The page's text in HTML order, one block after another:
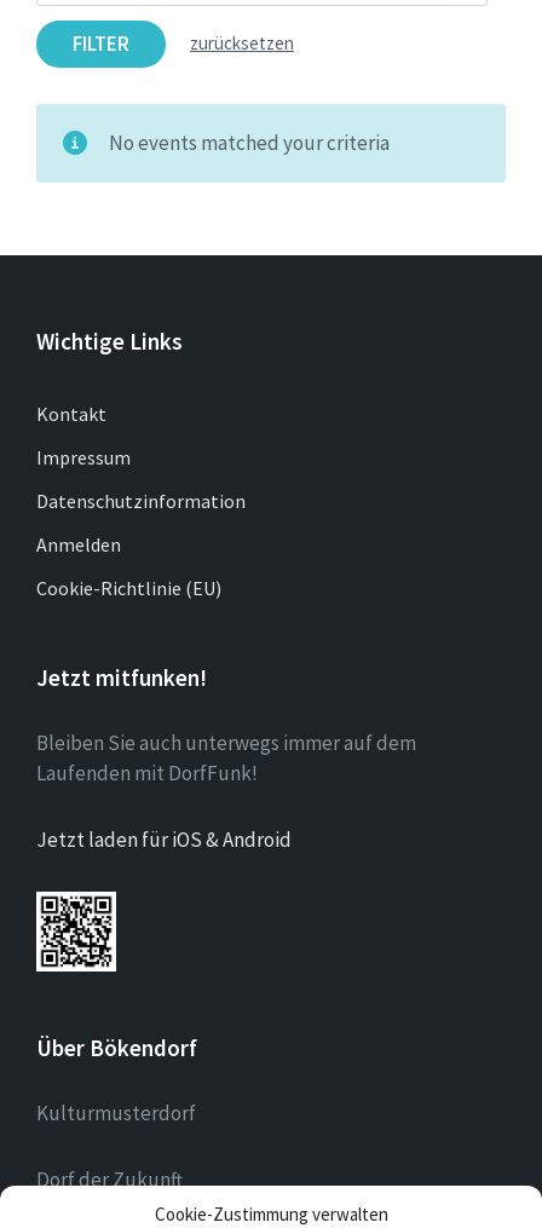
Cookie-Zustimmung verwalten
FILTER zurücksetzen
No events matched your criteria
Wichtige Links
Kontakt
Impressum
Datenschutzinformation
Anmelden
Cookie-Richtlinie (EU)
Jetzt mitfunken!
Bleiben Sie auch unterwegs immer auf dem
Laufenden mit DorfFunk!
Jetzt laden für iOS & Android
Über Bökendorf
Kulturmusterdorf
Dorf der Zukunft